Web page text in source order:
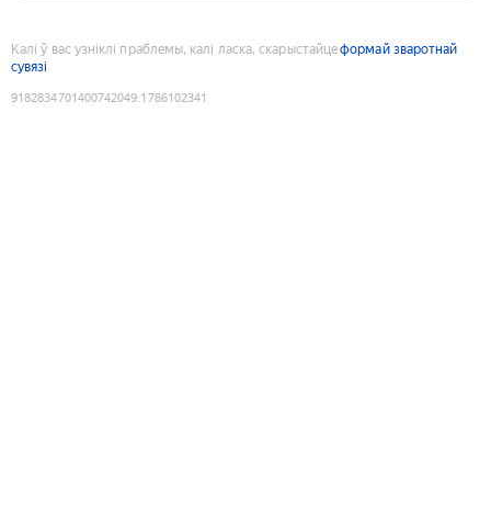
Калі ў вас узніклі праблемы, калі ласка, скарыстайцеформай зваротнай
сувязі
9182834701400742049:1786102341